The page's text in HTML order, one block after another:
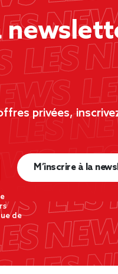
privées,
de
M’inscrire à la